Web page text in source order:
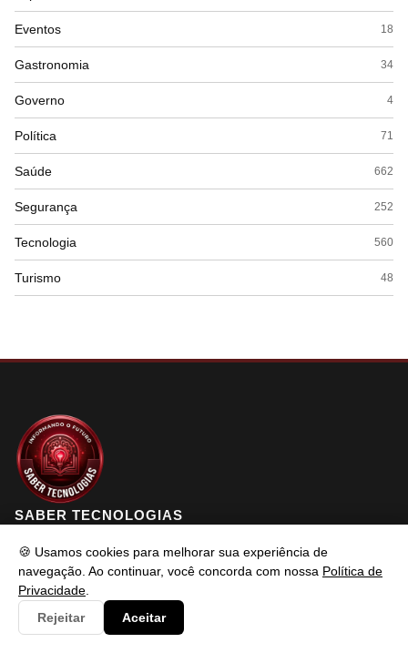
🍪 Usamos cookies para melhorar sua experiência de
navegação. Ao continuar, você concorda com nossa Política de
Privacidade
Rejeitar
Aceitar
Eventos 18
Gastronomia 34
Governo 4
Política 71
Saúde 662
Segurança 252
Tecnologia 560
Turismo 48
SABER TECNOLOGIAS
Saber Tecnologias é um portal de conteúdo atualizado com foco
em informar e resolver os problemas do usuários de maneira
eficaz. Fique à vontade para entrar em contato.